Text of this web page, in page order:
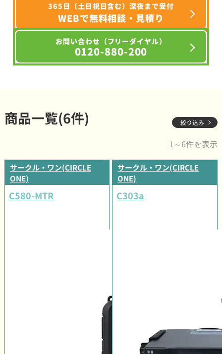
365日（土日祝日含む）深夜まで受付
WEBで無料相談・見積り
お問い合わせ（フリーダイヤル）
0120-880-200
商品一覧(6件) 絞り込み
1～6件を表示
サークル・ワン(CIRCLE
ONE)
C580-MTR
サークル・ワン(CIRCLE
ONE)
C303a